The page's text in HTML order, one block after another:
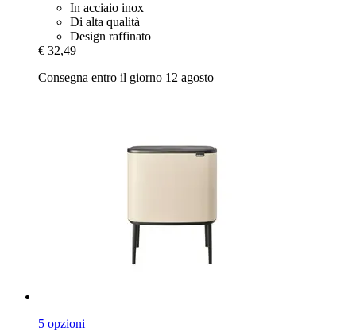
In acciaio inox
Di alta qualità
Design raffinato
€ 32,49
Consegna entro il giorno 12 agosto
5 opzioni